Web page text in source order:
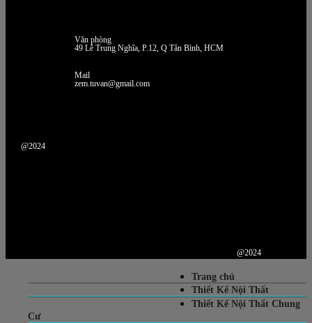
Văn phòng
49 Lê Trung Nghĩa, P.12, Q Tân Bình, HCM
Mail
zem.tuvan@gmail.com
@2024
@2024
Trang chủ
Thiết Kế Nội Thất
Thiết Kế Nội Thất Chung
Cư